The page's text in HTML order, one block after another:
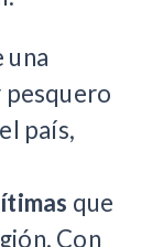
una
país,
que
Con